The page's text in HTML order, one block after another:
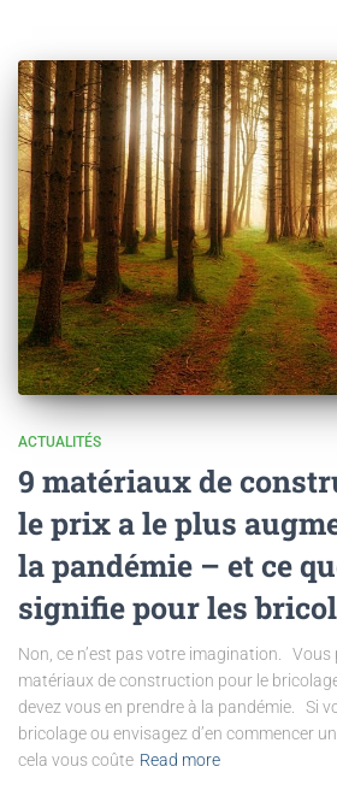
ACTUALITÉS
9 matériaux de
le prix a le plus
la pandémie – et ce
signifie pour les
Non, ce n’est pas votre imagination.
matériaux de construction pour le
devez vous en prendre à la pandémie. Si
bricolage ou envisagez d’en commencer
cela vous coûte Read more